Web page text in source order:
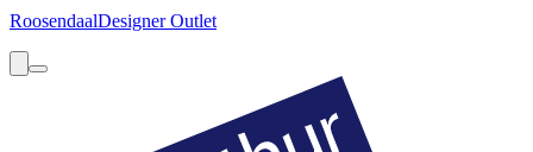
RoosendaalDesigner Outlet